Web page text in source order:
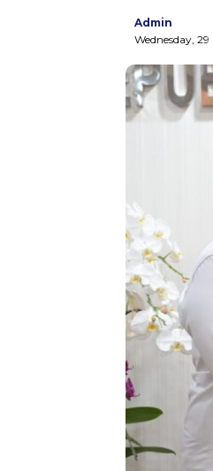
Admin
Wednesday,